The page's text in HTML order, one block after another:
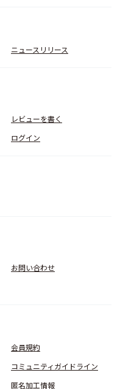
ニュースリリース
レビューを書く
ログイン
お問い合わせ
会員規約
コミュニティガイドライン
匿名加工情報